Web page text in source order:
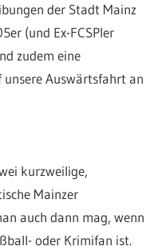
der Stadt Mainz
(und Ex-FCSPler
zudem eine
Auswärtsfahrt an
kurzweilige,
Mainzer
auch dann mag, wenn
oder Krimifan ist.